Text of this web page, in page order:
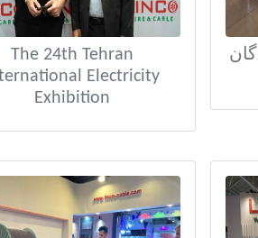
The 24th Tehran
Electricity
Exhibition